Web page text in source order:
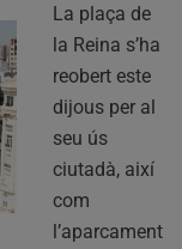
La plaça de
la Reina s’ha
reobert este
dijous per al
seu ús
ciutadà, així
com
l’aparcament